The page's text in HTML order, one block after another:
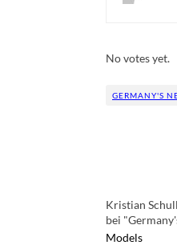
No votes yet.
GERMANY'S
Kristian
bei
Models